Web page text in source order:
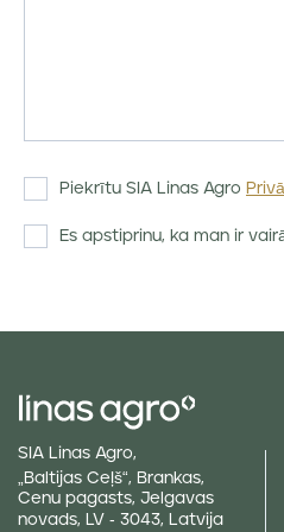
Piekrītu SIA Linas Agro
Es apstiprinu, ka man ir
SIA Linas Agro,
„Baltijas Ceļš“, Brankas,
Cenu pagasts, Jelgavas
novads, LV - 3043, Latvija